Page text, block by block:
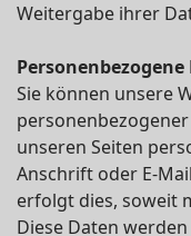
Weitergabe ihrer
Personenbezogene
Sie können unsere
unseren Seiten
Anschrift oder E-
erfolgt dies, soweit
Diese Daten